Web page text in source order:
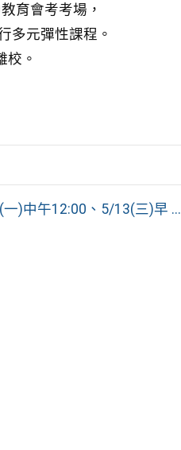
育會考考場，
多元彈性課程。
校。
)中午12:00、5/13(三)早 ...